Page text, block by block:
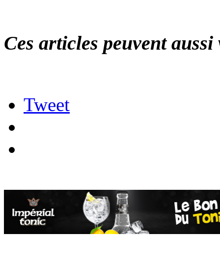
Ces articles peuvent
Tweet